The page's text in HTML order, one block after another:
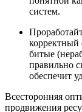
систем.
корректный
битые
правильно
обеспечит
Всесторонняя
продвижения